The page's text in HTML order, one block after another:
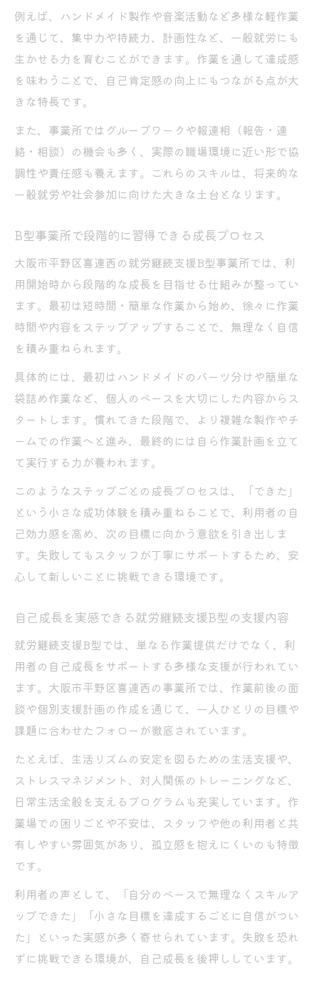
例えば、ハンドメイド製作や音楽活動など多様な軽作業
を通じて、集中力や持続力、計画性など、一般就労にも
生かせる力を育むことができます。作業を通して達成感
を味わうことで、自己肯定感の向上にもつながる点が大
きな特長です。
また、事業所ではグループワークや報連相（報告・連
絡・相談）の機会も多く、実際の職場環境に近い形で協
調性や責任感も養えます。これらのスキルは、将来的な
一般就労や社会参加に向けた大きな土台となります。
B型事業所で段階的に習得できる成長プロセス
大阪市平野区喜連西の就労継続支援B型事業所では、利
用開始時から段階的な成長を目指せる仕組みが整ってい
ます。最初は短時間・簡単な作業から始め、徐々に作業
時間や内容をステップアップすることで、無理なく自信
を積み重ねられます。
具体的には、最初はハンドメイドのパーツ分けや簡単な
袋詰め作業など、個人のペースを大切にした内容からス
タートします。慣れてきた段階で、より複雑な製作やチ
ームでの作業へと進み、最終的には自ら作業計画を立て
て実行する力が養われます。
このようなステップごとの成長プロセスは、「できた」
という小さな成功体験を積み重ねることで、利用者の自
己効力感を高め、次の目標に向かう意欲を引き出しま
す。失敗してもスタッフが丁寧にサポートするため、安
心して新しいことに挑戦できる環境です。
自己成長を実感できる就労継続支援B型の支援内容
就労継続支援B型では、単なる作業提供だけでなく、利
用者の自己成長をサポートする多様な支援が行われてい
ます。大阪市平野区喜連西の事業所では、作業前後の面
談や個別支援計画の作成を通じて、一人ひとりの目標や
課題に合わせたフォローが徹底されています。
たとえば、生活リズムの安定を図るための生活支援や、
ストレスマネジメント、対人関係のトレーニングなど、
日常生活全般を支えるプログラムも充実しています。作
業場での困りごとや不安は、スタッフや他の利用者と共
有しやすい雰囲気があり、孤立感を抱えにくいのも特徴
です。
利用者の声として、「自分のペースで無理なくスキルア
ップできた」「小さな目標を達成するごとに自信がつい
た」といった実感が多く寄せられています。失敗を恐れ
ずに挑戦できる環境が、自己成長を後押ししています。